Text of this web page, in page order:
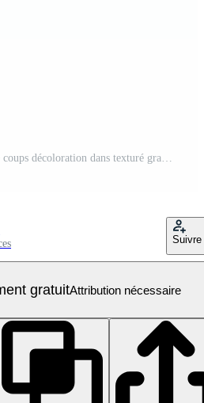
vert rose bleu pente brosse coups décoloration dans texturé graveleux main tiré grunge finitions PNG Gratuit
Suivre
gratuitAttribution nécessaire